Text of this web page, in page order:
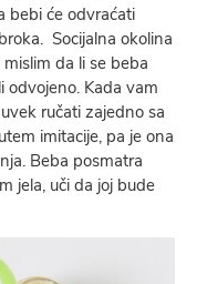
bebi će odvraćati
Socijalna okolina
da li se beba
odvojeno. Kada vam
ručati zajedno sa
imitacije, pa je ona
Beba posmatra
jela, uči da joj bude